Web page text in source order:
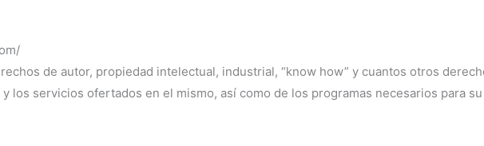
de autor, propiedad intelectual, industrial, “know how” y cuantos otros
servicios ofertados en el mismo, así como de los programas necesarios para